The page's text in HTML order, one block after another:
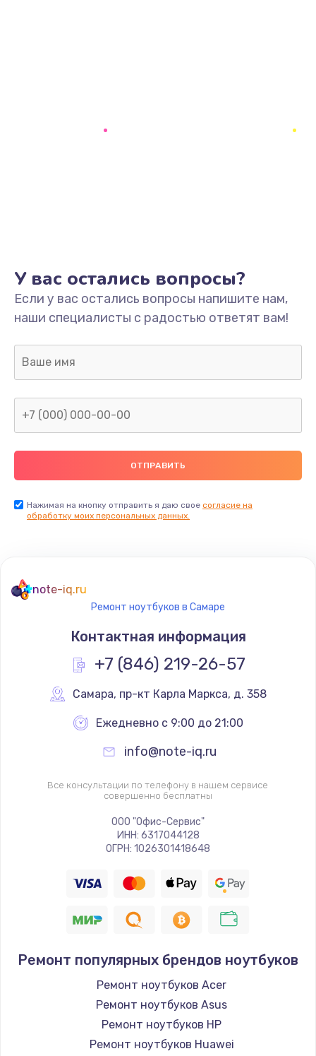
У вас остались вопросы?
Если у вас остались вопросы напишите нам,
наши специалисты с радостью ответят вам!
Нажимая на кнопку отправить я даю свое согласие на
обработку моих персональных данных.
note-iq.ru
Ремонт ноутбуков в Самаре
Контактная информация
+7 (846) 219-26-57
Самара, пр-кт Карла Маркса, д. 358
Ежедневно с 9:00 до 21:00
info@note-iq.ru
Все консультации по телефону в нашем сервисе
совершенно бесплатны
ООО "Офис-Сервис"
ИНН: 6317044128
ОГРН: 1026301418648
Ремонт популярных брендов ноутбуков
Ремонт ноутбуков Acer
Ремонт ноутбуков Asus
Ремонт ноутбуков HP
Ремонт ноутбуков Huawei